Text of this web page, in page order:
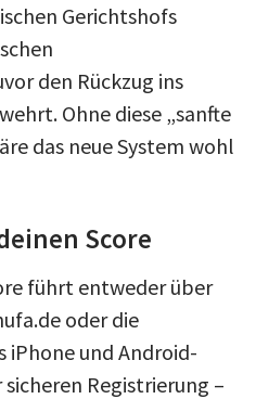
Gerichtshofs
den Rückzug ins
Ohne diese „sanfte
das neue System wohl
Score
führt entweder über
oder die
iPhone und Android-
Registrierung –